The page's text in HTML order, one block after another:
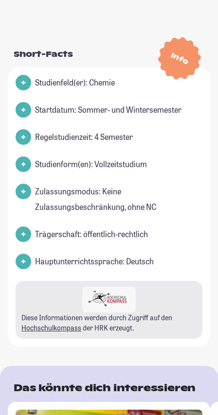
Info
Short-Facts
Studienfeld(er): Chemie
Startdatum: Sommer- und Wintersemester
Regelstudienzeit: 4 Semester
Studienform(en): Vollzeitstudium
Zulassungsmodus: Keine
Zulassungsbeschränkung, ohne NC
Trägerschaft: öffentlich-rechtlich
Hauptunterrichtssprache: Deutsch
Diese Informationen werden durch Zugriff auf den
Hochschulkompass der HRK erzeugt.
Das könnte dich interessieren